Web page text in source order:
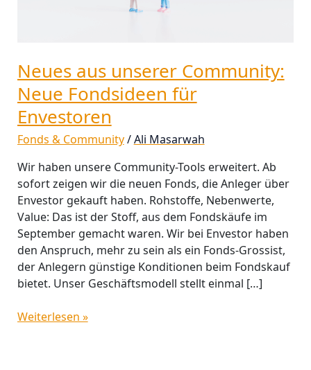
Neues aus unserer Community:
Neue Fondsideen für
Envestoren
Fonds & Community/Ali Masarwah
Wir haben unsere Community-Tools erweitert. Ab
sofort zeigen wir die neuen Fonds, die Anleger über
Envestor gekauft haben. Rohstoffe, Nebenwerte,
Value: Das ist der Stoff, aus dem Fondskäufe im
September gemacht waren. Wir bei Envestor haben
den Anspruch, mehr zu sein als ein Fonds-Grossist,
der Anlegern günstige Konditionen beim Fondskauf
bietet. Unser Geschäftsmodell stellt einmal […]
Weiterlesen »